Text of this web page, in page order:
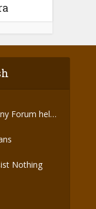
Forum held
Nothing